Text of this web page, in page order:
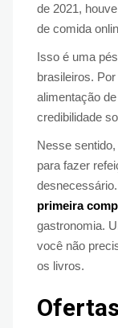
de 2021,
de comida
Isso é uma
brasileiros.
alimentação
credibilidade
Nesse sentido,
para fazer
primeira
gastronomia.
você não
os livros.